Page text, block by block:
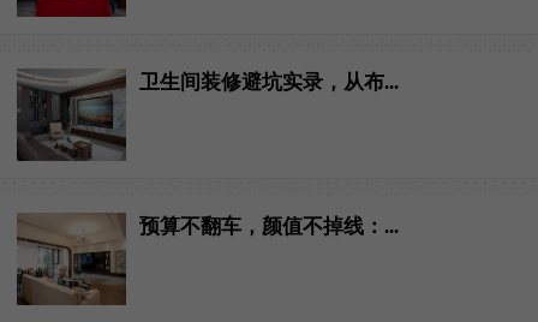
卫生间装修避坑实录，从布...
预算不翻车，颜值不掉线：...